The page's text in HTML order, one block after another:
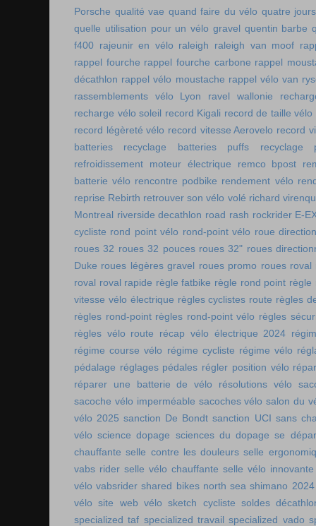
Porsche qualité vae quand faire du vélo quatre
quelle utilisation pour un vélo gravel quentin barbe
f400 rajeunir en vélo raleigh raleigh van moof
rappel fourche rappel fourche carbone rappel
décathlon rappel vélo moustache rappel vélo van
rassemblements vélo Lyon
ravel wallonie
recharge vélo soleil record Kigali record de taille vélo
record légèreté vélo record vitesse Aerovelo record
batteries
recyclage batteries puffs
recyclage
refroidissement moteur électrique
remco bpost
batterie vélo rencontre podbike rendement vélo
reprise Rebirth retrouver son vélo volé richard
Montreal riverside decathlon road rash rockrider E-
cycliste rond point vélo rond-point vélo roue
roues 32 roues 32 pouces roues 32" roues
Duke roues légères gravel roues promo roues roval
roval roval rapide règle fatbike règle rond point règle
vitesse vélo électrique règles cyclistes route règles
règles rond-point règles rond-point vélo règles
règles vélo route
récap vélo électrique 2024
régime course vélo régime cycliste régime vélo
pédalage réglages pédales régler position vélo
réparer une batterie de vélo
résolutions vélo
sacoche vélo imperméable sacoches vélo salon du
vélo 2025 sanction De Bondt sanction UCI sans
vélo science dopage sciences du dopage se
chauffante selle contre les douleurs selle
vabs rider selle vélo chauffante selle vélo innovante
vélo vabsrider shared bikes north sea shimano 2024
vélo site web vélo sketch cycliste soldes
specialized taf specialized travail specialized vado